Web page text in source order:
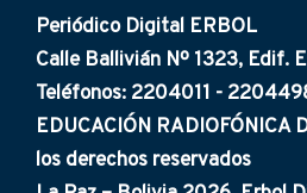
Periódico Digital ERBOL
Calle Ballivián Nº 1323, Edif.
Teléfonos: 2204011 -
EDUCACIÓN RADIOFÓNICA
los derechos reservados